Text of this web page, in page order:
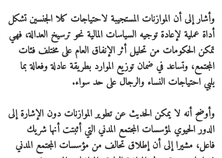
وأشار إلى أن الموازنات المستجيبة لاحتياجات كلا الجنسين تشكل
أداة عملية لإعادة توجيه السياسات المالية نحو ترسيخ العدالة، فهي
تمكن الحكومات من تحليل أثر الإنفاق العام على مختلف فئات
المجتمع، وتساعد في ضمان توزيع الموارد بطريقة عادلة وفعالة بما
يلبي احتياجات النساء والرجال على حد سواء.
وأوضح أنه لا يمكن الحديث عن تطوير الموازنات دون الإشارة إلى
الدور الحيوي لمؤسسات المجتمع المدني التي أثبتت أنها شريك
فاعل، مشيرا إلى أن إطلاق تحالف من مؤسسات المجتمع المدني